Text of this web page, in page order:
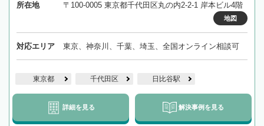
所在地 〒100-0005 東京都千代田区丸の内2-2-1 岸本ビル4階
地図
対応エリア 東京、神奈川、千葉、埼玉、全国オンライン相談可
東京都 千代田区 日比谷駅
詳細を見る 解決事例を見る